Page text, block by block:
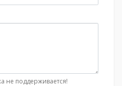
не поддерживается!